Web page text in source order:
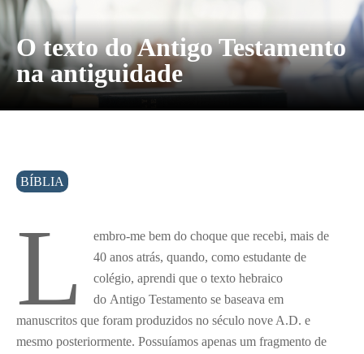
O texto do Antigo Testamento
na antiguidade
BÍBLIA
L
embro-me bem do choque que recebi, mais de
40 anos atrás, quando, como estudante de
colégio, aprendi que o texto hebraico
do Antigo Testamento se baseava em
manuscritos que foram produzidos no século nove A.D. e
mesmo posteriormente. Possuíamos apenas um fragmento de